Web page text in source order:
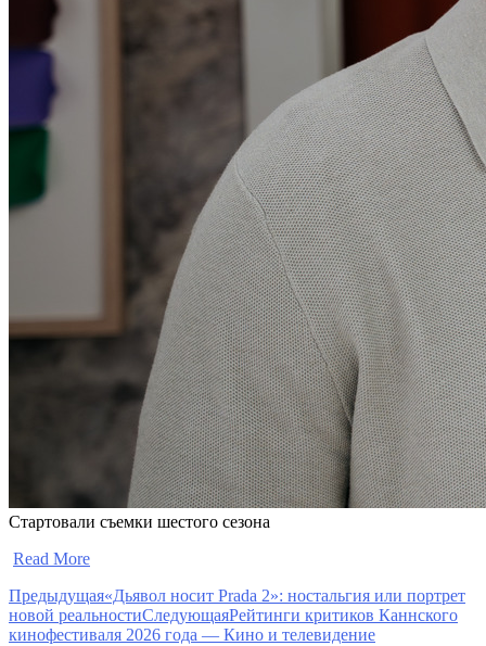
Стартовали съемки шестого сезона
Read More
Предыдущая«Дьявол носит Prada 2»: ностальгия или портрет
новой реальностиСледующаяРейтинги критиков Каннского
кинофестиваля 2026 года — Кино и телевидение